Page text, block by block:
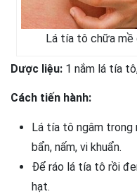
Lá tía tô chữa mề
Dược liệu: 1 nắm lá tía
Cách tiến hành:
Lá tía tô ngâm trong
bẩn, nấm, vi khuẩn.
Để ráo lá tía tô rồi
hạt.